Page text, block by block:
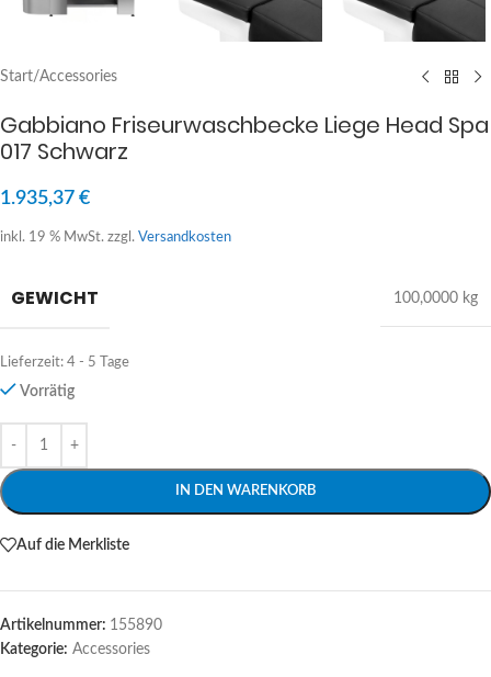
Start/Accessories
Gabbiano Friseurwaschbecke Liege Head Spa
017 Schwarz
1.935,37 €
inkl. 19 % MwSt. zzgl. Versandkosten
GEWICHT 100,0000 kg
Lieferzeit: 4 - 5 Tage
Vorrätig
IN DEN WARENKORB
Alternative:
Auf die Merkliste
Artikelnummer: 155890
Kategorie: Accessories